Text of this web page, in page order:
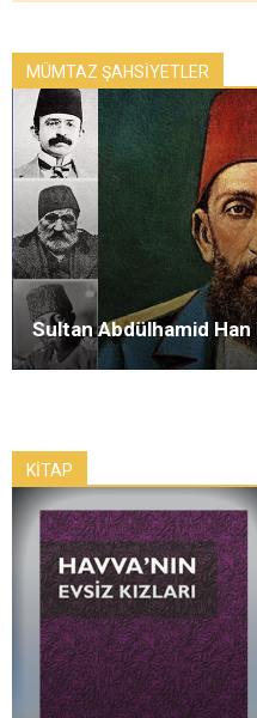
MÜMTAZ ŞAHSİYETLER
Sultan Abdülhamid
KİTAP